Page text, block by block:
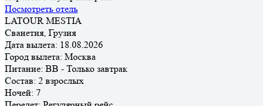
Посмотреть отель
LATOUR MESTIA
Сванетия, Грузия
Дата вылета: 18.08.2026
Город вылета: Москва
Питание: BB - Только завтрак
Состав: 2 взрослых
Ночей: 7